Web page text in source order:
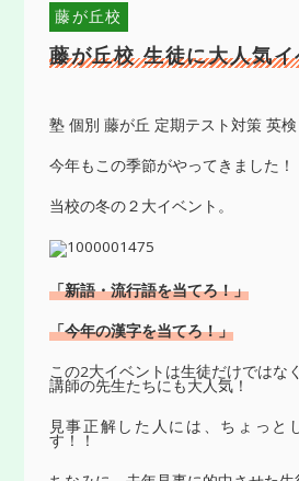
藤が丘校
藤が丘校 生徒に大人気
塾 個別 藤が丘 定期テスト対策 英
今年もこの季節がやってきました！
当校の冬の２大イベント。
「新語・流行語を当てろ！」
「今年の漢字を当てろ！」
この2大イベントは生徒だけではな
講師の先生たちにも大人気！
見事正解した人には、ちょっと
す！！